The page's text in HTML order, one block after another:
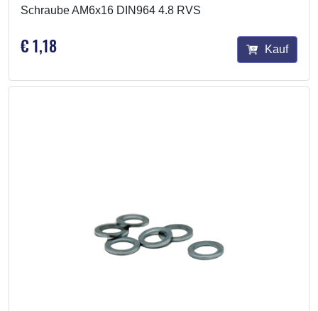
Schraube AM6x16 DIN964 4.8 RVS
€ 1,18 Kauf